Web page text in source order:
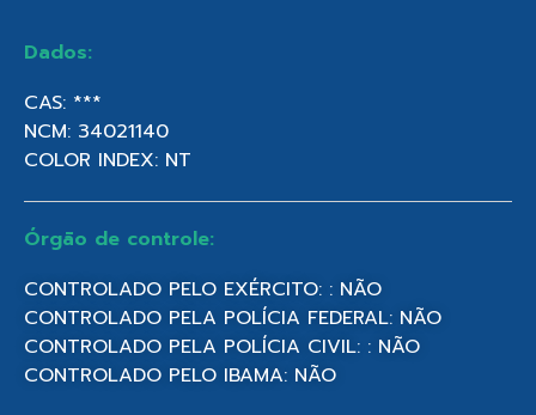
Dados:
CAS: ***
NCM: 34021140
COLOR INDEX: NT
Órgão de controle:
CONTROLADO PELO EXÉRCITO: : NÃO
CONTROLADO PELA POLÍCIA FEDERAL: NÃO
CONTROLADO PELA POLÍCIA CIVIL: : NÃO
CONTROLADO PELO IBAMA: NÃO